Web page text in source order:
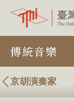
要
內
容
區
傳統音樂
京胡演奏家